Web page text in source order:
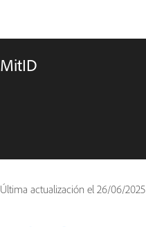
MitID
Última actualización el 26/06/2025